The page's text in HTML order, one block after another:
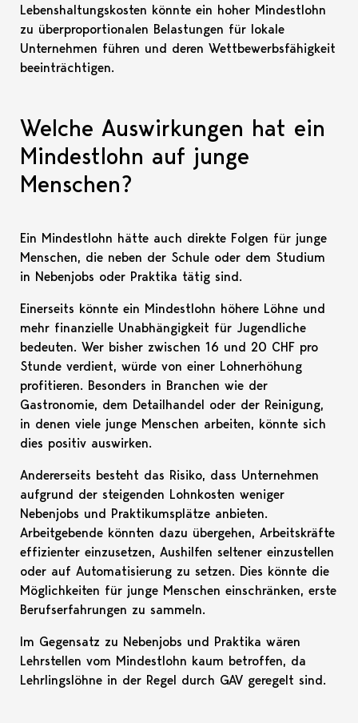
Lebenshaltungskosten könnte ein hoher Mindestlohn
zu überproportionalen Belastungen für lokale
Unternehmen führen und deren Wettbewerbsfähigkeit
beeinträchtigen.
Welche Auswirkungen hat ein
Mindestlohn auf junge
Menschen?
Ein Mindestlohn hätte auch direkte Folgen für junge
Menschen, die neben der Schule oder dem Studium
in Nebenjobs oder Praktika tätig sind.
Einerseits könnte ein Mindestlohn höhere Löhne und
mehr finanzielle Unabhängigkeit für Jugendliche
bedeuten. Wer bisher zwischen 16 und 20 CHF pro
Stunde verdient, würde von einer Lohnerhöhung
profitieren. Besonders in Branchen wie der
Gastronomie, dem Detailhandel oder der Reinigung,
in denen viele junge Menschen arbeiten, könnte sich
dies positiv auswirken.
Andererseits besteht das Risiko, dass Unternehmen
aufgrund der steigenden Lohnkosten weniger
Nebenjobs und Praktikumsplätze anbieten.
Arbeitgebende könnten dazu übergehen, Arbeitskräfte
effizienter einzusetzen, Aushilfen seltener einzustellen
oder auf Automatisierung zu setzen. Dies könnte die
Möglichkeiten für junge Menschen einschränken, erste
Berufserfahrungen zu sammeln.
Im Gegensatz zu Nebenjobs und Praktika wären
Lehrstellen vom Mindestlohn kaum betroffen, da
Lehrlingslöhne in der Regel durch GAV geregelt sind.